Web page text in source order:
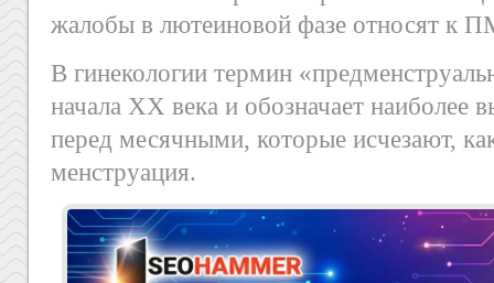
жалобы в лютеиновой фазе относят к
В гинекологии термин
начала XX века и обозначает наиболее
перед месячными, которые исчезают,
менструация.